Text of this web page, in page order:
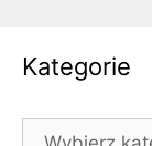
Kategorie
Kategorie